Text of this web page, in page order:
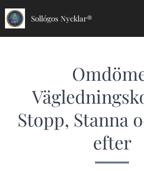
Sollógos Nycklar®
Stopp, Stanna
efter